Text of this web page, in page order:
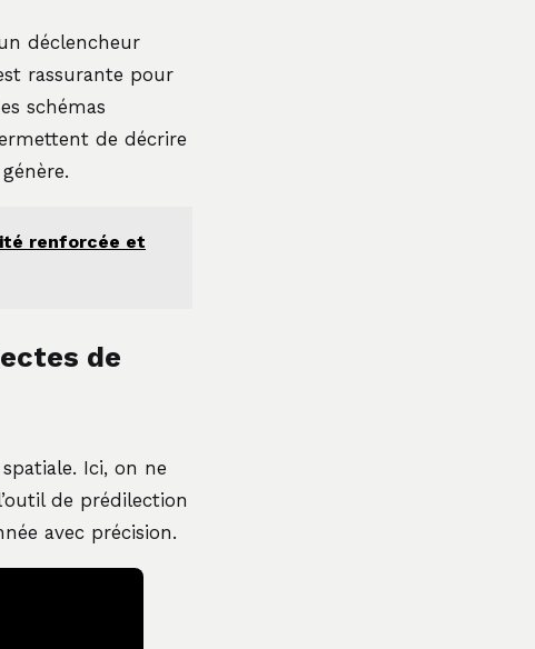
déclencheur
rassurante pour
schémas
de décrire
renforcée et
de
Ici, on ne
de prédilection
avec précision.